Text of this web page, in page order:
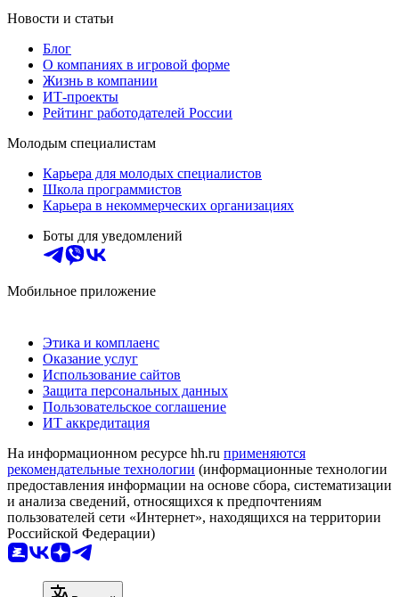
Новости и статьи
Блог
О компаниях в игровой форме
Жизнь в компании
ИТ-проекты
Рейтинг работодателей России
Молодым специалистам
Карьера для молодых специалистов
Школа программистов
Карьера в некоммерческих организациях
Боты для уведомлений
Мобильное приложение
Этика и комплаенс
Оказание услуг
Использование сайтов
Защита персональных данных
Пользовательское соглашение
ИТ аккредитация
На информационном ресурсе hh.ru применяются
рекомендательные технологии (информационные технологии
предоставления информации на основе сбора, систематизации
и анализа сведений, относящихся к предпочтениям
пользователей сети «Интернет», находящихся на территории
Российской Федерации)